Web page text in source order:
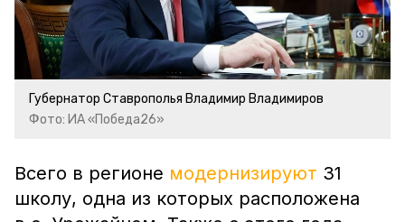
Губернатор Ставрополья Владимир Владимиров
Фото: ИА «Победа26»
Всего в регионе модернизируют 31
школу, одна из которых расположена